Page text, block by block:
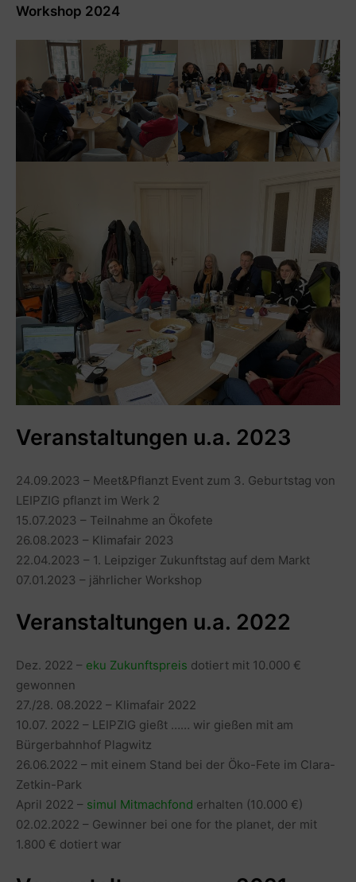
Workshop 2024
Veranstaltungen u.a. 2023
24.09.2023 – Meet&Pflanzt Event zum 3. Geburtstag von
LEIPZIG pflanzt im Werk 2
15.07.2023 – Teilnahme an Ökofete
26.08.2023 – Klimafair 2023
22.04.2023 – 1. Leipziger Zukunftstag auf dem Markt
07.01.2023 – jährlicher Workshop
Veranstaltungen u.a. 2022
Dez. 2022 – eku Zukunftspreis dotiert mit 10.000 €
gewonnen
27./28. 08.2022 – Klimafair 2022
10.07. 2022 – LEIPZIG gießt …… wir gießen mit am
Bürgerbahnhof Plagwitz
26.06.2022 – mit einem Stand bei der Öko-Fete im Clara-
Zetkin-Park
April 2022 – simul Mitmachfond erhalten (10.000 €)
02.02.2022 – Gewinner bei one for the planet, der mit
1.800 € dotiert war